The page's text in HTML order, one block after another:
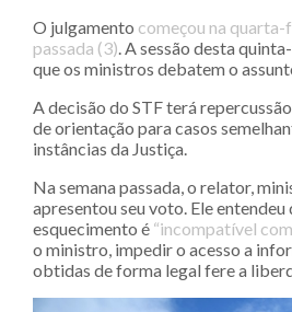
O julgamento começou na quarta-
passada (3). A sessão desta
que os ministros debatem o
A decisão do STF terá
de orientação para casos
instâncias da Justiça.
Na semana passada, o relator,
apresentou seu voto. Ele
esquecimento é “incompatível
o ministro, impedir o acesso a
obtidas de forma legal fere a